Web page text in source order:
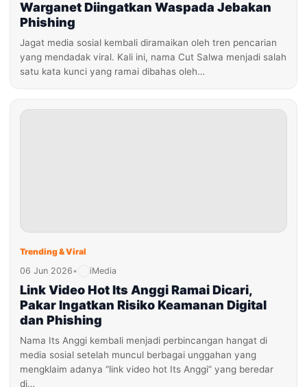
Warganet Diingatkan Waspada Jebakan
Phishing
Jagat media sosial kembali diramaikan oleh tren pencarian
yang mendadak viral. Kali ini, nama Cut Salwa menjadi salah
satu kata kunci yang ramai dibahas oleh…
Trending & Viral
06 Jun 2026• iMedia
Link Video Hot Its Anggi Ramai Dicari,
Pakar Ingatkan Risiko Keamanan Digital
dan Phishing
Nama Its Anggi kembali menjadi perbincangan hangat di
media sosial setelah muncul berbagai unggahan yang
mengklaim adanya “link video hot Its Anggi” yang beredar
di…